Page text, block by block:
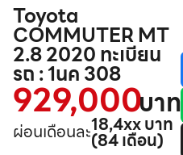
Toyota
COMMUTER MT
2.8 2020 ทะเบียน
รถ : 1นค 308
929,000บาท
ผ่อนเดือนละ18,4xx บาท
(84 เดือน)